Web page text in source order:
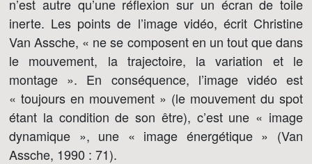
n’est autre qu’une réflexion sur un écran de toile
inerte. Les points de l’image vidéo, écrit Christine
Van Assche, « ne se composent en un tout que dans
le mouvement, la trajectoire, la variation et le
montage ». En conséquence, l’image vidéo est
« toujours en mouvement » (le mouvement du spot
étant la condition de son être), c’est une « image
dynamique », une « image énergétique » (Van
Assche, 1990 : 71).